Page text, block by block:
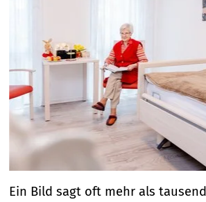
Ein Bild sagt oft mehr als tausend